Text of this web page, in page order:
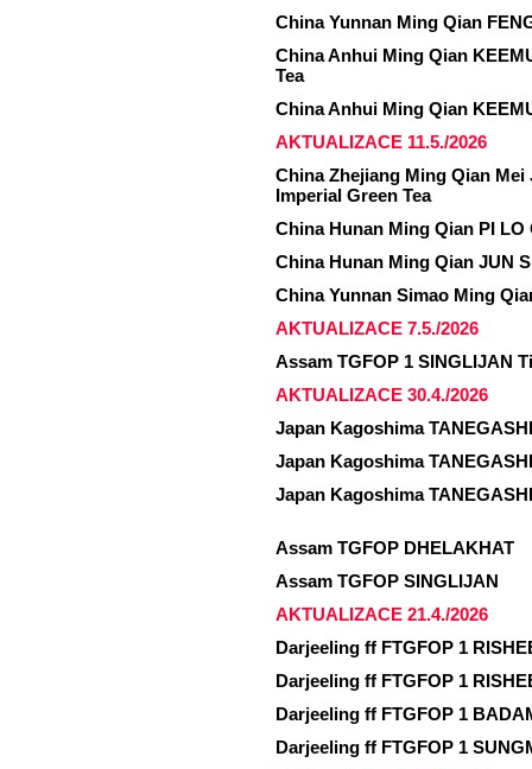
China Yunnan Ming Qian
China Anhui Ming Qian
Tea
China Anhui Ming Qian
AKTUALIZACE 11.5./2026
China Zhejiang Ming Qian Mei
Imperial Green Tea
China Hunan Ming Qian PI LO
China Hunan Ming Qian JUN
China Yunnan Simao Ming
AKTUALIZACE 7.5./2026
Assam TGFOP 1 SINGLIJAN
AKTUALIZACE 30.4./2026
Japan Kagoshima
Japan Kagoshima
Japan Kagoshima
Assam TGFOP DHELAKHAT
Assam TGFOP SINGLIJAN
AKTUALIZACE 21.4./2026
Darjeeling ff FTGFOP 1
Darjeeling ff FTGFOP 1
Darjeeling ff FTGFOP 1
Darjeeling ff FTGFOP 1